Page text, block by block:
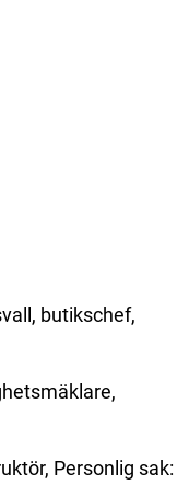
butikschef,
Personlig sak: